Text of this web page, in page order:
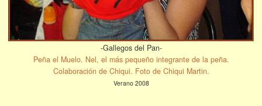
-Gallegos del Pan-
Peña el Muelo. Nel, el más pequeño integrante de la peña.
Colaboración de Chiqui. Foto de Chiqui Martin.
Verano 2008